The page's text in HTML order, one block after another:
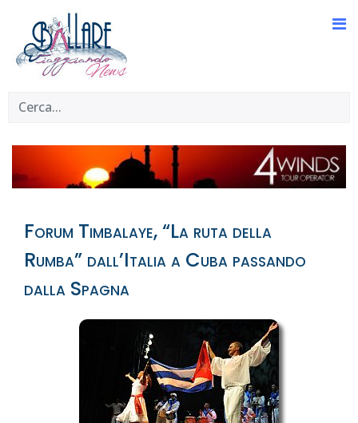
Forum Timbalaye, “La ruta della
Rumba” dall’Italia a Cuba passando
dalla Spagna